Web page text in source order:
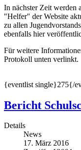
In nächster Zeit werden
"Helfer" der Website
zu allen
ebenfalls hier
Für weitere
Protokoll unten verlinkt.
{eventlist single}275{/
Bericht
Details
News
17. März 2016